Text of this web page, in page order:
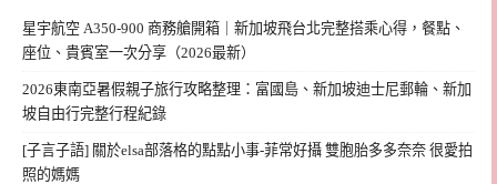
星宇航空 A350-900 商務艙開箱｜新加坡飛台北完整搭乘心得，餐點、
座位、貴賓室一次分享（2026最新）
2026東南亞暑假親子旅行攻略整理：富國島、新加坡迪士尼郵輪、新加
坡自由行完整行程紀錄
[子言子語] 關於elsa部落格的點點小事-菲常好攝 雙胞胎多多奈奈 很愛拍
照的媽媽